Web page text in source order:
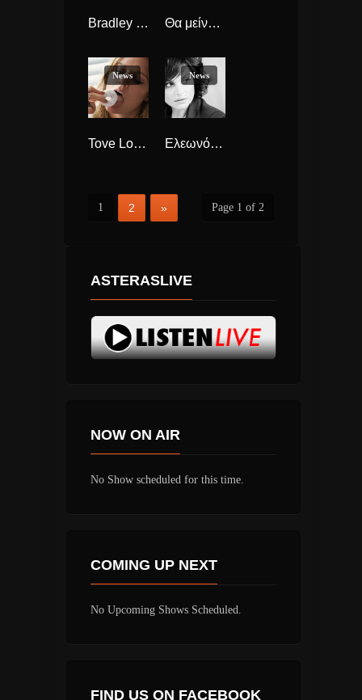
Bradley NEW! Θα μείνει… εκτός μουσικής η Taylor Swift;
News
Tove Lo, Καινούριο single για τη Σουηδή με το Cool Girl
News
Ελεωνόρα Ζουγανέλη «Χωρίς Εξηγήσεις» σε Remix από τους Krazy Baldheadz
Page 1 of 2
1 2 »
ASTERASLIVE
NOW ON AIR
No Show scheduled for this time.
COMING UP NEXT
No Upcoming Shows Scheduled.
FIND US ON FACEBOOK